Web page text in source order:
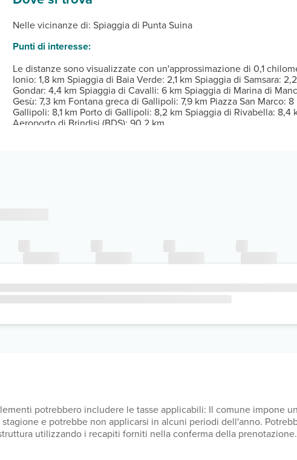
Nelle vicinanze di: Spiaggia di Punta Suina
Punti di interesse:
Le distanze sono visualizzate con un'approssimazione di 0,1
Ionio: 1,8 km Spiaggia di Baia Verde: 2,1 km Spiaggia di Samsara:
Gondar: 4,4 km Spiaggia di Cavalli: 6 km Spiaggia di Marina di
Gesù: 7,3 km Fontana greca di Gallipoli: 7,9 km Piazza San Marco:
Gallipoli: 8,1 km Porto di Gallipoli: 8,2 km Spiaggia di Rivabella:
Aeroporto di Brindisi (BDS): 90,2 km
di minibar e TV a schermo piatto. Grazie ad un comodo
di servizi ricreativi, che includono i corsi di cucina e una
e lavaggio a secco, deposito bagagli e un servizio lavanderia.
scelta di snack al bar/caffetteria. Potrai anche scegliere di
potrebbero includere le tasse applicabili: Il comune impone
e potrebbe non applicarsi in alcuni periodi dell'anno.
utilizzando i recapiti forniti nella conferma della